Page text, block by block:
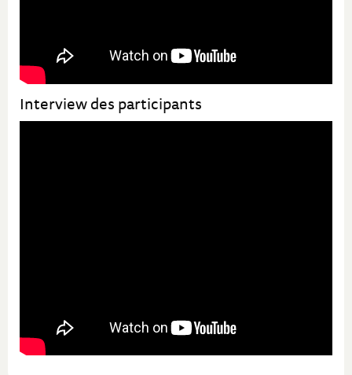
Interview des participants